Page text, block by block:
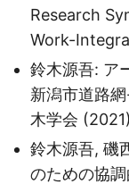
Research
Work-
鈴木源吾: ア
新潟市道路
木学会 (2021)
鈴木源吾, 磯
のための協